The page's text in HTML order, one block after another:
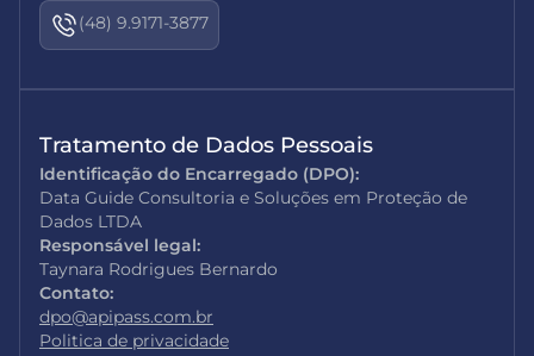
(48) 9.9171-3877
Tratamento de Dados Pessoais
Identificação do Encarregado (DPO):
Data Guide Consultoria e Soluções em Proteção de
Dados LTDA
Responsável legal:
Taynara Rodrigues Bernardo
Contato:
dpo@apipass.com.br
Politica de privacidade